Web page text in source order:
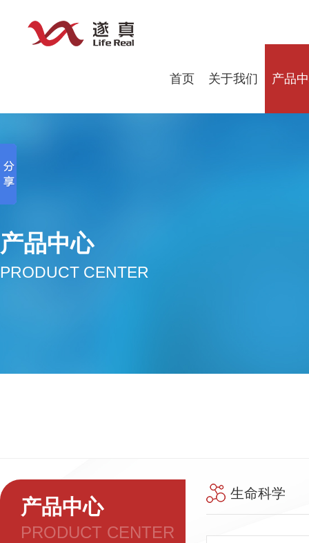
首页 关于我们 产品
产品中心
PRODUCT CENTER
产品中心
PRODUCT CENTER
生命科学